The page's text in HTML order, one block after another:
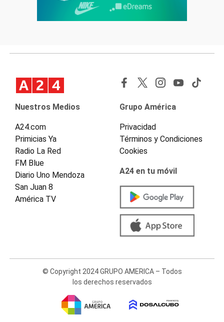
Nuestros Medios
A24.com
Primicias Ya
Radio La Red
FM Blue
Diario Uno Mendoza
San Juan 8
América TV
Grupo América
Privacidad
Términos y Condiciones
Cookies
A24 en tu móvil
© Copyright 2024 GRUPO AMERICA – Todos
los derechos reservados